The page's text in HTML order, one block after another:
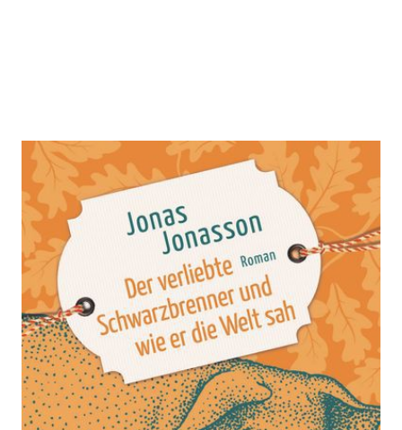
Der verliebte Schwarzbrenner und
wie er die Welt sah
Zur Wunschliste hinzufügen
Roman - Der neue große Roman des internationalen
Bestsellerautors jetzt im Taschenbuch!
VonJonas Jonasson